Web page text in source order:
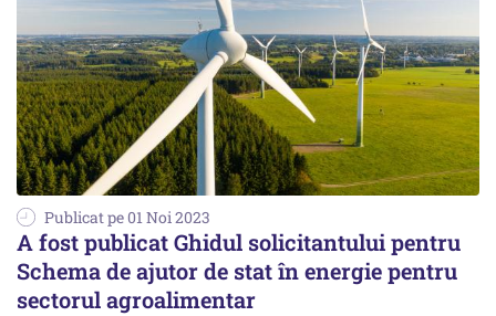
Publicat pe 01 Noi 2023
A fost publicat Ghidul solicitantului pentru
Schema de ajutor de stat în energie pentru
sectorul agroalimentar